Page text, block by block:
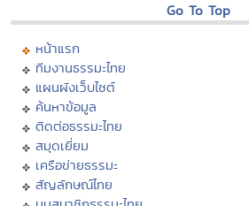
Go To Top
หน้าแรก
ทีมงานธรรมะไทย
แผนผังเว็บไซต์
ค้นหาข้อมูล
ติดต่อธรรมะไทย
สมุดเยี่ยม
เครือข่ายธรรมะ
สัญลักษณ์ไทย